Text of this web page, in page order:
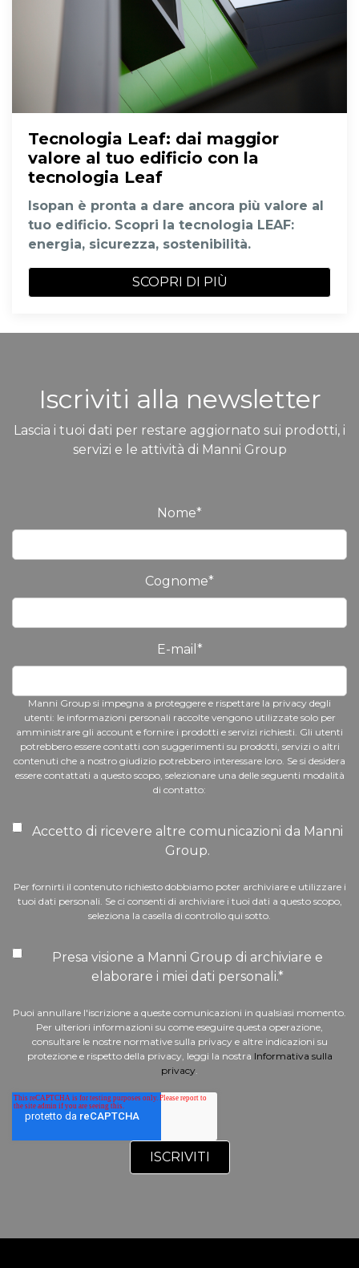
Tecnologia Leaf: dai maggior
valore al tuo edificio con la
tecnologia Leaf
Isopan è pronta a dare ancora più valore al
tuo edificio. Scopri la tecnologia LEAF:
energia, sicurezza, sostenibilità.
SCOPRI DI PIÙ
Iscriviti alla newsletter
Lascia i tuoi dati per restare aggiornato sui prodotti, i
servizi e le attività di Manni Group
Nome*
Cognome*
E-mail *
Manni Group si impegna a proteggere e rispettare la privacy degli
utenti: le informazioni personali raccolte vengono utilizzate solo per
amministrare gli account e fornire i prodotti e servizi richiesti. Gli utenti
potrebbero essere contatti con suggerimenti su prodotti, servizi o altri
contenuti che a nostro giudizio potrebbero interessare loro. Se si desidera
essere contattati a questo scopo, selezionare una delle seguenti modalità
di contatto:
Accetto di ricevere altre comunicazioni da Manni
Group.
Per fornirti il contenuto richiesto dobbiamo poter archiviare e utilizzare i
tuoi dati personali. Se ci consenti di archiviare i tuoi dati a questo scopo,
seleziona la casella di controllo qui sotto.
Presa visione a Manni Group di archiviare e
elaborare i miei dati personali.*
Puoi annullare l'iscrizione a queste comunicazioni in qualsiasi momento.
Per ulteriori informazioni su come eseguire questa operazione,
consultare le nostre normative sulla privacy e altre indicazioni su
protezione e rispetto della privacy, leggi la nostra Informativa sulla
privacy.